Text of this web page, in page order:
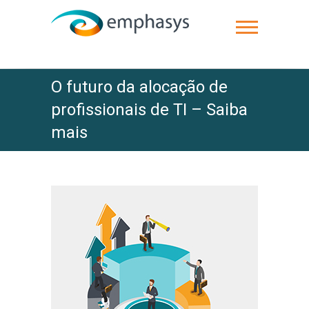
O futuro da alocação de
profissionais de TI – Saiba
mais